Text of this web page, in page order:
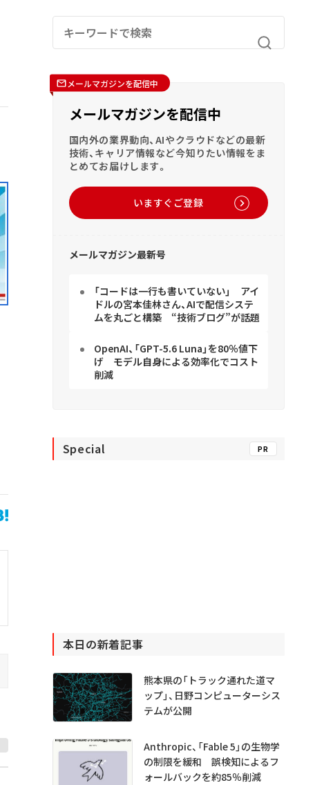
メールマガジンを配信中
メールマガジンを配信中
国内外の業界動向、AIやクラウドなどの最新
技術、キャリア情報など今知りたい情報をま
とめてお届けします。
いますぐご登録
メールマガジン最新号
「コードは一行も書いていない」 アイ
ドルの宮本佳林さん、AIで配信システ
ムを丸ごと構築 “技術ブログ”が話題
OpenAI、「GPT-5.6 Luna」を80％値下
げ モデル自身による効率化でコスト
削減
Special PR
本日の新着記事
熊本県の「トラック通れた道マ
ップ」、日野コンピューターシス
テムが公開
Anthropic、「Fable 5」の生物学
の制限を緩和 誤検知によるフ
ォールバックを約85％削減